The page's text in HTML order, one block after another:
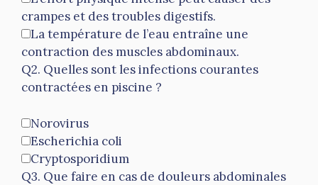
crampes et des troubles digestifs.
La température de l’eau entraîne une
contraction des muscles abdominaux.
Q2. Quelles sont les infections courantes
contractées en piscine ?
Norovirus
Escherichia coli
Cryptosporidium
Q3. Que faire en cas de douleurs abdominales